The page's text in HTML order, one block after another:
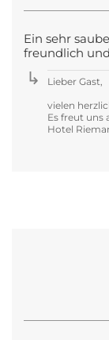
Ein sehr
freundlich
Lieber Gast,
vielen
Es freut uns
Hotel